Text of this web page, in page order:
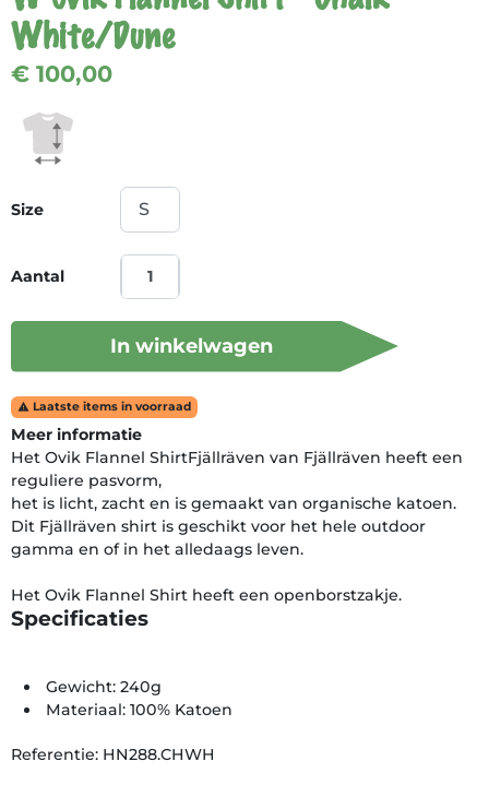
White/Dune
€ 100,00
Size
Aantal
In winkelwagen
 Laatste items in voorraad
Meer informatie
Het Ovik Flannel ShirtFjällräven van Fjällräven heeft een
reguliere pasvorm,
het is licht, zacht en is gemaakt van organische katoen.
Dit Fjällräven shirt is geschikt voor het hele outdoor
gamma en of in het alledaags leven.
Het Ovik Flannel Shirt heeft een openborstzakje.
Specificaties
Gewicht: 240g
Materiaal: 100% Katoen
Referentie: HN288.CHWH